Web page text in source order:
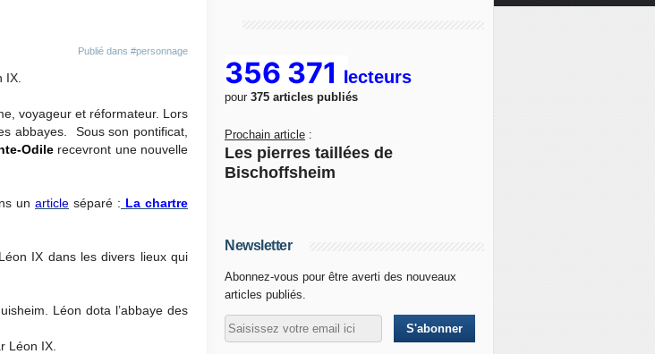
Publié dans #personnage
IX.
voyageur et réformateur. Lors
abbayes. Sous son pontificat,
Odile recevront une nouvelle
un article séparé : La chartre
IX dans les divers lieux qui
sheim. Léon dota l’abbaye des
Léon IX.
356 371 lecteurs
pour 375 articles publiés
Prochain article :
Les pierres taillées de
Bischoffsheim
Newsletter
Abonnez-vous pour être averti des nouveaux
articles publiés.